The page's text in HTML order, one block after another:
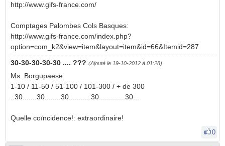
http://www.gifs-france.com/
Comptages Palombes Cols Basques:
http://www.gifs-france.com/index.php?
option=com_k2&view=item&layout=item&id=66&Itemid=287
30-30-30-30-30 .... ??? (Ajouté le 19-10-2012 à 01:28)
Ms. Borgupaese:
1-10 / 11-50 / 51-100 / 101-300 / + de 300
..30.......30........30...........30.............30...
Quelle coïncidence!: extraordinaire!
0